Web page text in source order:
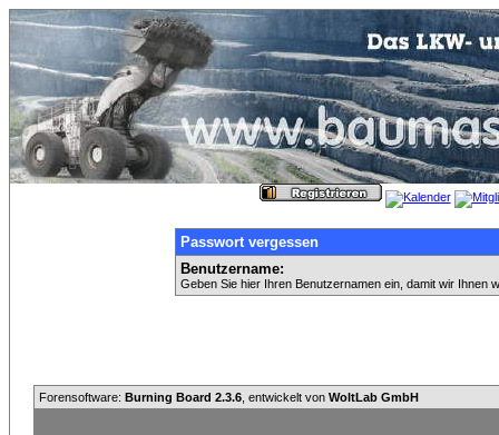
Passwort vergessen
Benutzername:
Geben Sie hier Ihren Benutzernamen ein, damit wir Ihnen
Forensoftware: Burning Board 2.3.6 , entwickelt von WoltLab GmbH